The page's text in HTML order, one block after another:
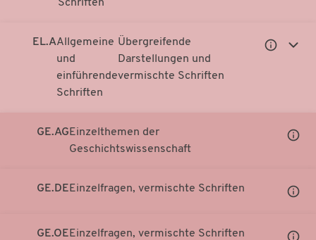
Schriften
EL.AAllgemeine
und
einführende
Schriften
Übergreifende
Darstellungen und
vermischte Schriften
GE.AG Einzelthemen der
Geschichtswissenschaft
GE.DE Einzelfragen, vermischte Schriften
GE.OE Einzelfragen, vermischte Schriften